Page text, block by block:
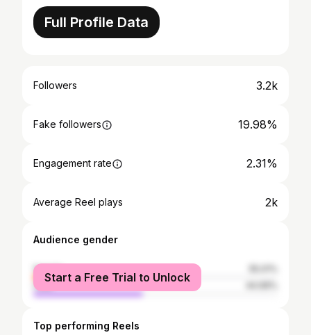
Full Profile Data
Followers 3.2k
Fake followers 19.98%
Engagement rate 2.31%
Average Reel plays 2k
Audience gender
female
male
Start a Free Trial to Unlock
Top performing Reels